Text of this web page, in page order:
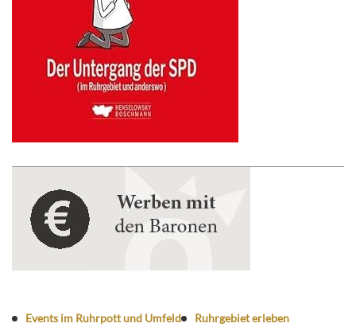
Events im Ruhrpott und Umfeld Ruhrgebiet erleben